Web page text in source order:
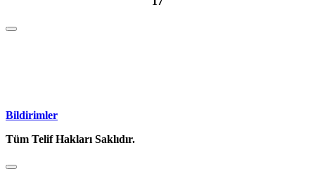
Bildirimler
Tüm Telif Hakları Saklıdır.